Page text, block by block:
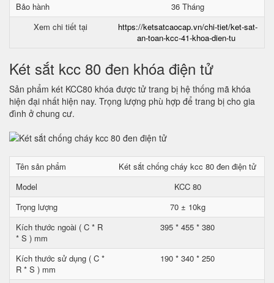
Bảo hành
36 Tháng
Xem chi tiết tại
https://ketsatcaocap.vn/chi-tiet/ket-sat-
an-toan-kcc-41-khoa-dien-tu
Két sắt kcc 80 đen khóa điện tử
Sản phẩm két KCC80 khóa được tử trang bị hệ thống mã khóa
hiện đại nhất hiện nay. Trọng lượng phù hợp để trang bị cho gia
đình ở chung cư.
Tên sản phẩm
Két sắt chống cháy kcc 80 đen điện tử
Model
KCC 80
Trọng lượng
70 ± 10kg
Kích thước ngoài ( C * R
* S ) mm
395 * 455 * 380
Kích thước sử dụng ( C *
R * S ) mm
190 * 340 * 250